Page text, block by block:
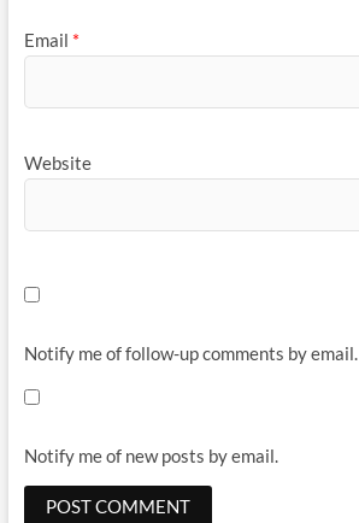
Email *
Website
Notify me of follow-up comments by email.
Notify me of new posts by email.